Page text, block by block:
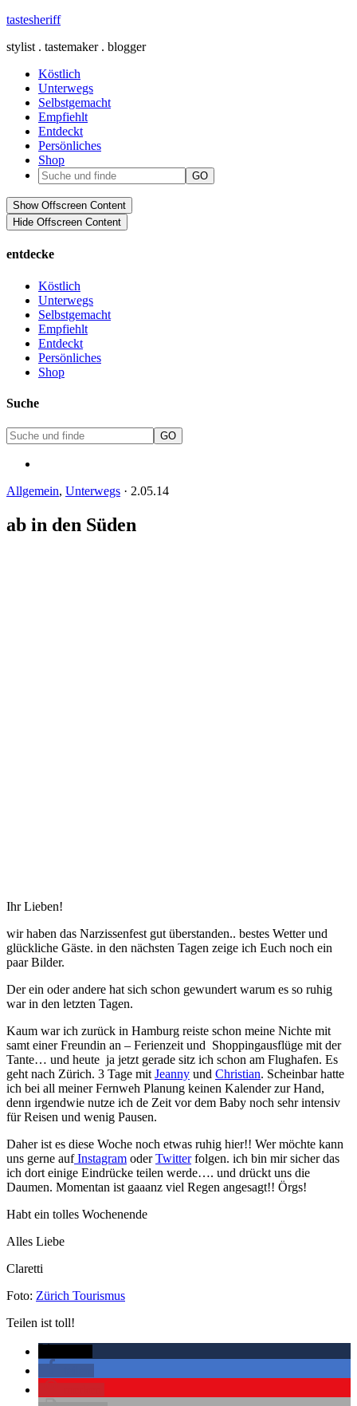
tastesheriff
stylist . tastemaker . blogger
Köstlich
Unterwegs
Selbstgemacht
Empfiehlt
Entdeckt
Persönliches
Shop
Show Offscreen Content
Hide Offscreen Content
entdecke
Köstlich
Unterwegs
Selbstgemacht
Empfiehlt
Entdeckt
Persönliches
Shop
Suche
Allgemein, Unterwegs · 2.05.14
ab in den Süden
Ihr Lieben!
wir haben das Narzissenfest gut überstanden.. bestes Wetter und
glückliche Gäste. in den nächsten Tagen zeige ich Euch noch ein
paar Bilder.
Der ein oder andere hat sich schon gewundert warum es so ruhig
war in den letzten Tagen.
Kaum war ich zurück in Hamburg reiste schon meine Nichte mit
samt einer Freundin an – Ferienzeit und Shoppingausflüge mit der
Tante… und heute ja jetzt gerade sitz ich schon am Flughafen. Es
geht nach Zürich. 3 Tage mit Jeanny und Christian. Scheinbar hatte
ich bei all meiner Fernweh Planung keinen Kalender zur Hand,
denn irgendwie nutze ich de Zeit vor dem Baby noch sehr intensiv
für Reisen und wenig Pausen.
Daher ist es diese Woche noch etwas ruhig hier!! Wer möchte kann
uns gerne aufInstagram oderTwitterfolgen. ich bin mir sicher das
ich dort einige Eindrücke teilen werde…. und drückt uns die
Daumen. Momentan ist gaaanz viel Regen angesagt!! Örgs!
Habt ein tolles Wochenende
Alles Liebe
Claretti
Foto: Zürich Tourismus
Teilen ist toll!